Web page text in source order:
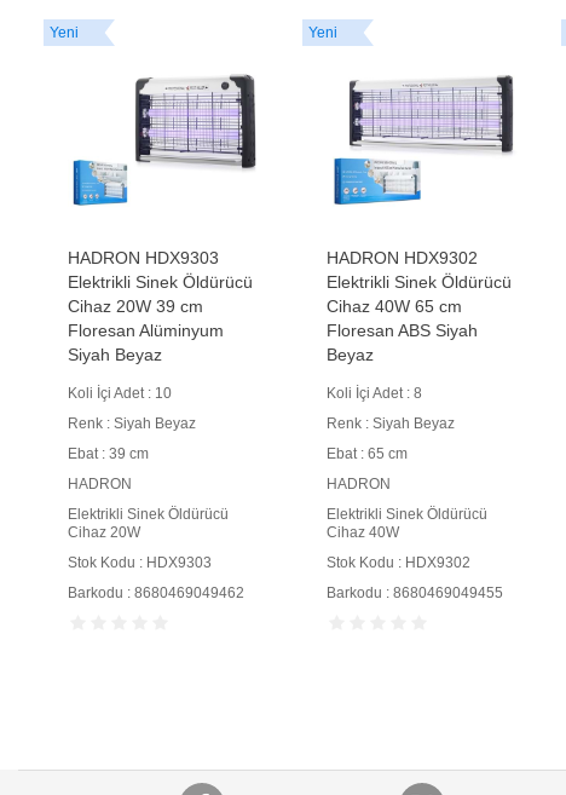
Yeni
HADRON HDX9303
Elektrikli Sinek Öldürücü
Cihaz 20W 39 cm
Floresan Alüminyum
Siyah Beyaz
Koli İçi Adet : 10
Renk : Siyah Beyaz
Ebat : 39 cm
HADRON
Elektrikli Sinek Öldürücü
Cihaz 20W
Stok Kodu : HDX9303
Barkodu : 8680469049462
Yeni
HADRON HDX9302
Elektrikli Sinek Öldürücü
Cihaz 40W 65 cm
Floresan ABS Siyah
Beyaz
Koli İçi Adet : 8
Renk : Siyah Beyaz
Ebat : 65 cm
HADRON
Elektrikli Sinek Öldürücü
Cihaz 40W
Stok Kodu : HDX9302
Barkodu : 8680469049455